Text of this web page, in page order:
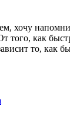
хочу
как
то, как